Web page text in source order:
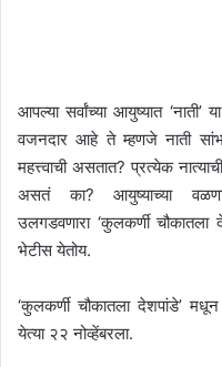
आपल्या सर्वांच्या आयुष्यात
वजनदार आहे ते म्हणजे नाती
महत्त्वाची असतात? प्रत्येक
असतं का? आयुष्याच्या
उलगडवणारा ‘कुलकर्णी चौकातला
भेटीस येतोय.
‘कुलकर्णी चौकातला देशपांडे’
येत्या २२ नोव्हेंबरला.